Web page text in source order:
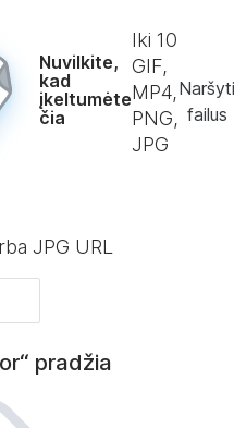
Nuvilkite,
kad
įkeltumėte
čia
Iki 10
GIF,
MP4,
PNG,
JPG
Naršyti
failus
JPG URL
pradžia